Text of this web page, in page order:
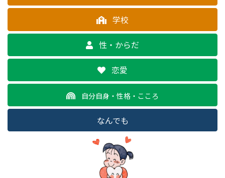
学校
性・からだ
恋愛
自分自身・性格・こころ
なんでも